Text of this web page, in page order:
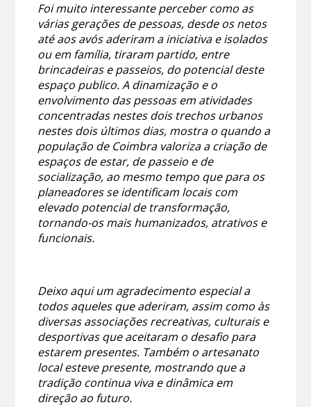
Foi muito interessante perceber como as
várias gerações de pessoas, desde os netos
até aos avós aderiram a iniciativa e isolados
ou em família, tiraram partido, entre
brincadeiras e passeios, do potencial deste
espaço publico. A dinamização e o
envolvimento das pessoas em atividades
concentradas nestes dois trechos urbanos
nestes dois últimos dias, mostra o quando a
população de Coimbra valoriza a criação de
espaços de estar, de passeio e de
socialização, ao mesmo tempo que para os
planeadores se identificam locais com
elevado potencial de transformação,
tornando-os mais humanizados, atrativos e
funcionais.
Deixo aqui um agradecimento especial a
todos aqueles que aderiram, assim como às
diversas associações recreativas, culturais e
desportivas que aceitaram o desafio para
estarem presentes. Também o artesanato
local esteve presente, mostrando que a
tradição continua viva e dinâmica em
direção ao futuro.